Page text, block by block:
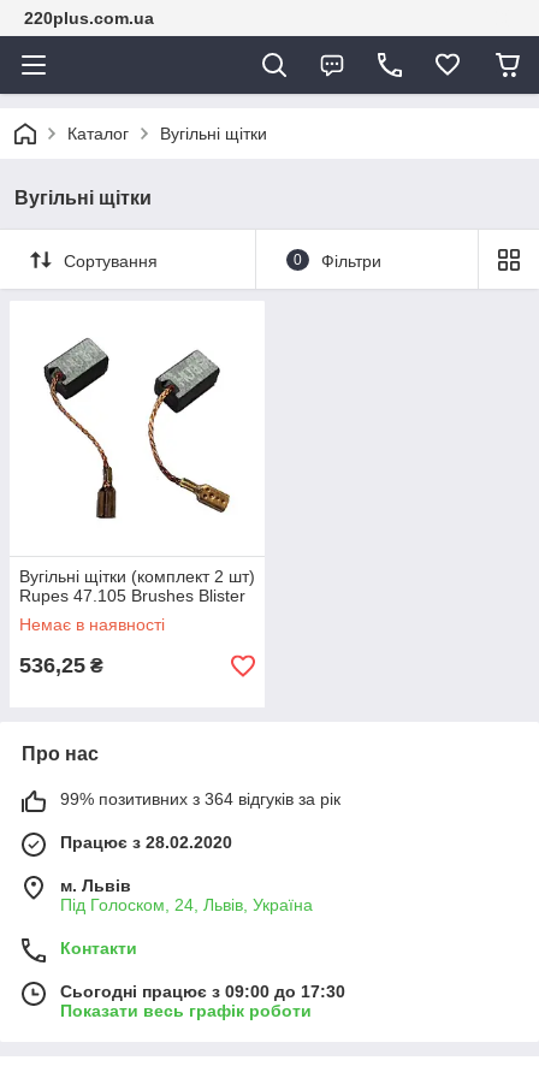
220plus.com.ua
Каталог Вугільні щітки
Вугільні щітки
Сортування 0 Фільтри
Вугільні щітки (комплект 2 шт)
Rupes 47.105 Brushes Blister
Немає в наявності
536,25 ₴
Про нас
99% позитивних з 364 відгуків за рік
Працює з 28.02.2020
м. Львів
Під Голоском, 24, Львів, Україна
Контакти
Сьогодні працює з 09:00 до 17:30
Показати весь графік роботи